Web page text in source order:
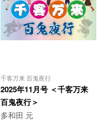
千客万来 百鬼夜行
2025年11月号 ＜千客万来
百鬼夜行＞
多和田 元